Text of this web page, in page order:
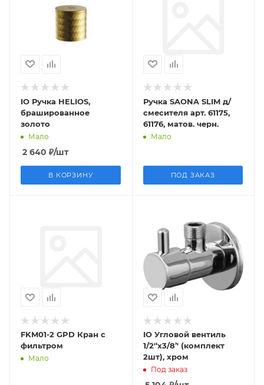
IO Ручка HELIOS,
брашированное
золото
Мало
2 640 ₽/шт
В КОРЗИНУ
Ручка SAONA SLIM д/
смесителя арт. 61175,
61176, матов. черн.
Мало
ПОД ЗАКАЗ
FKM01-2 GPD Кран с
фильтром
Мало
IO Угловой вентиль
1/2'‘x3/8’' (комплект
2шт), хром
Под заказ